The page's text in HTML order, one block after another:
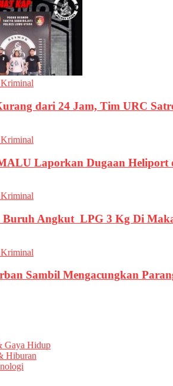
dari 24 Jam, Tim URC
Laporkan Dugaan Heliport
Buruh Angkut LPG 3 Kg Di
Sambil Mengacungkan
Gaya Hidup
Hiburan